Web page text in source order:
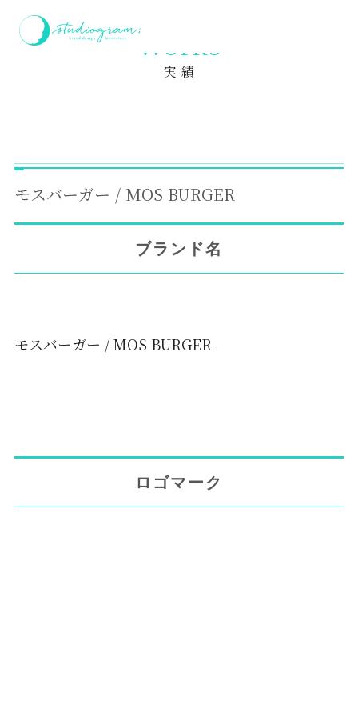
ホーム
Works
実 績
モスバーガー / MOS BURGER
ブランド名
モスバーガー / MOS BURGER
ロゴマーク